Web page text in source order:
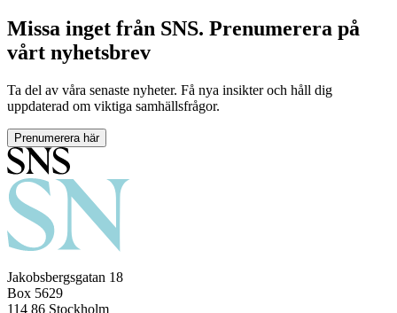
Missa inget från SNS. Prenumerera på
vårt nyhetsbrev
Ta del av våra senaste nyheter. Få nya insikter och håll dig
uppdaterad om viktiga samhällsfrågor.
Prenumerera här
Jakobsbergsgatan 18
Box 5629
114 86 Stockholm